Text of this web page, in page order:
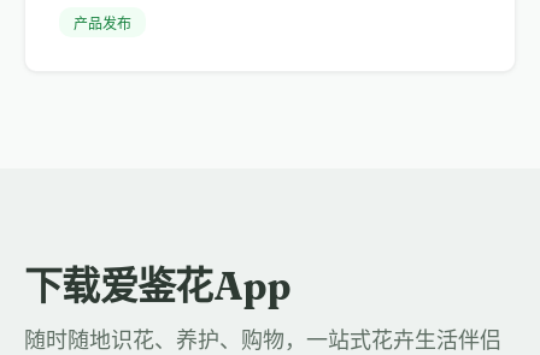
产品发布
下载爱鉴花App
随时随地识花、养护、购物，一站式花卉生活伴侣